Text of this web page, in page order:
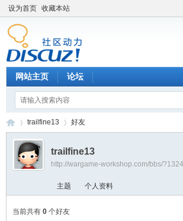
设为首页 收藏本站
网站主页 论坛
›
trailfine13 好友
trailfine13
http://wargame-workshop.com/bbs/
主题 个人资料
当前共有 0个好友